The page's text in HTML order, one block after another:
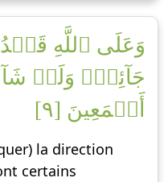
وَعَلَى ٱللَّهِ
جَآئِرٞۚ وَلَوۡ
أَجۡمَعِينَ [٩]
la direction
certains